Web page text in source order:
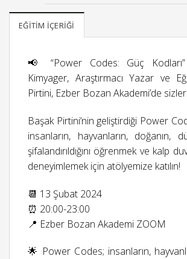
EĞITIM İÇERIĞI
📢 “Power Codes: Güç
Kimyager, Araştırmacı Yazar ve
Pirtini, Ezber Bozan Akademi’de
Başak Pirtini’nin geliştirdiği Power
insanların, hayvanların, doğanın,
şifalandırıldığını öğrenmek ve kalp
deneyimlemek için atölyemize katılın!
📆 13 Şubat 2024
⏰ 20:00-23:00
📍 Ezber Bozan Akademi ZOOM
🌟 Power Codes; insanların,